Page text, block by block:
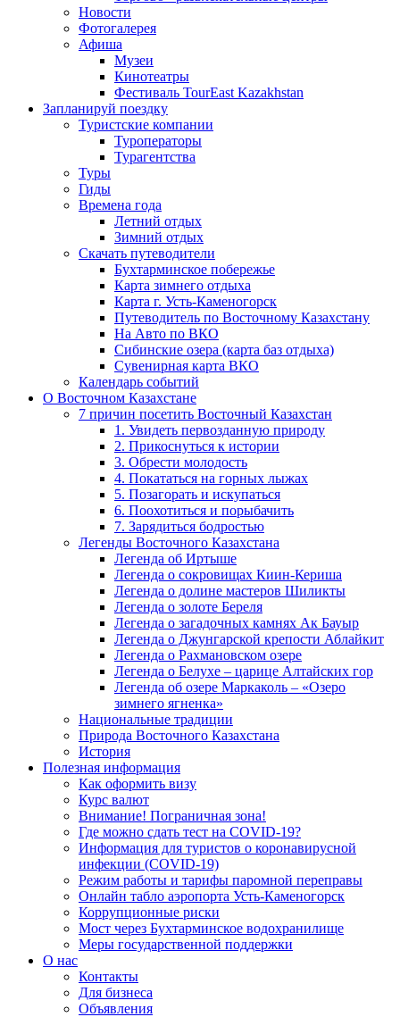
Новости
Фотогалерея
Афиша
Музеи
Кинотеатры
Фестиваль TourEast Kazakhstan
Запланируй поездку
Туристские компании
Туроператоры
Турагентства
Туры
Гиды
Времена года
Летний отдых
Зимний отдых
Скачать путеводители
Бухтарминское побережье
Карта зимнего отдыха
Карта г. Усть-Каменогорск
Путеводитель по Восточному Казахстану
На Авто по ВКО
Сибинские озера (карта баз отдыха)
Сувенирная карта ВКО
Календарь событий
О Восточном Казахстане
7 причин посетить Восточный Казахстан
1. Увидеть первозданную природу
2. Прикоснуться к истории
3. Обрести молодость
4. Покататься на горных лыжах
5. Позагорать и искупаться
6. Поохотиться и порыбачить
7. Зарядиться бодростью
Легенды Восточного Казахстана
Легенда об Иртыше
Легенда о сокровищах Киин-Кериша
Легенда о долине мастеров Шиликты
Легенда о золоте Береля
Легенда о загадочных камнях Ак Бауыр
Легенда о Джунгарской крепости Аблайкит
Легенда о Рахмановском озере
Легенда о Белухе – царице Алтайских гор
Легенда об озере Маркаколь – «Озеро
зимнего ягненка»
Национальные традиции
Природа Восточного Казахстана
История
Полезная информация
Как оформить визу
Курс валют
Внимание! Пограничная зона!
Где можно сдать тест на COVID-19?
Информация для туристов о коронавирусной
инфекции (COVID-19)
Режим работы и тарифы паромной переправы
Онлайн табло аэропорта Усть-Каменогорск
Коррупционные риски
Мост через Бухтарминское водохранилище
Меры государственной поддержки
О нас
Контакты
Для бизнеса
Объявления